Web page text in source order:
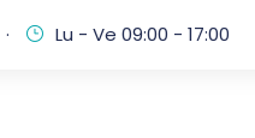
· Lu - Ve 09:00 - 17:00